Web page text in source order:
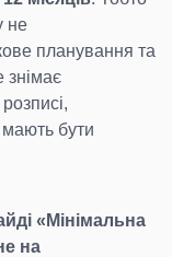
не
планування та
знімає
мають бути
«Мінімальна
на